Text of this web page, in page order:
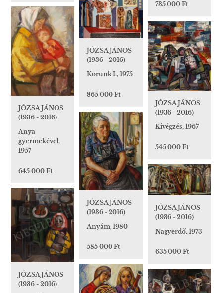
735 000 Ft
JÓZSA JÁNOS
(1936 - 2016)
Korunk I., 1975
865 000 Ft
JÓZSA JÁNOS
(1936 - 2016)
Anya
gyermekével,
1957
645 000 Ft
JÓZSA JÁNOS
(1936 - 2016)
Kivégzés, 1967
545 000 Ft
JÓZSA JÁNOS
(1936 - 2016)
Anyám, 1980
585 000 Ft
JÓZSA JÁNOS
(1936 - 2016)
Nagyerdő, 1973
635 000 Ft
JÓZSA JÁNOS
(1936 - 2016)